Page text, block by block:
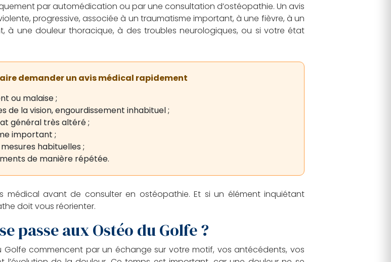
par automédication ou par une consultation d’ostéopathie. Un avis
progressive, associée à un traumatisme important, à une fièvre, à un
à une douleur thoracique, à des troubles neurologiques, ou si votre état
demander un avis médical rapidement
ou malaise ;
la vision, engourdissement inhabituel ;
général très altéré ;
important ;
habituelles ;
de manière répétée.
avant de consulter en ostéopathie. Et si un élément inquiétant
doit vous réorienter.
passe aux Ostéo du Golfe ?
Golfe commencent par un échange sur votre motif, vos antécédents, vos